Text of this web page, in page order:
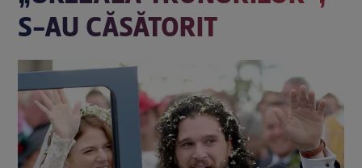
S-AU CĂSĂTORIT